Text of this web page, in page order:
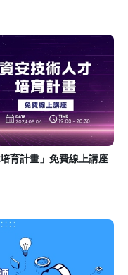
育計畫」免費線上講座